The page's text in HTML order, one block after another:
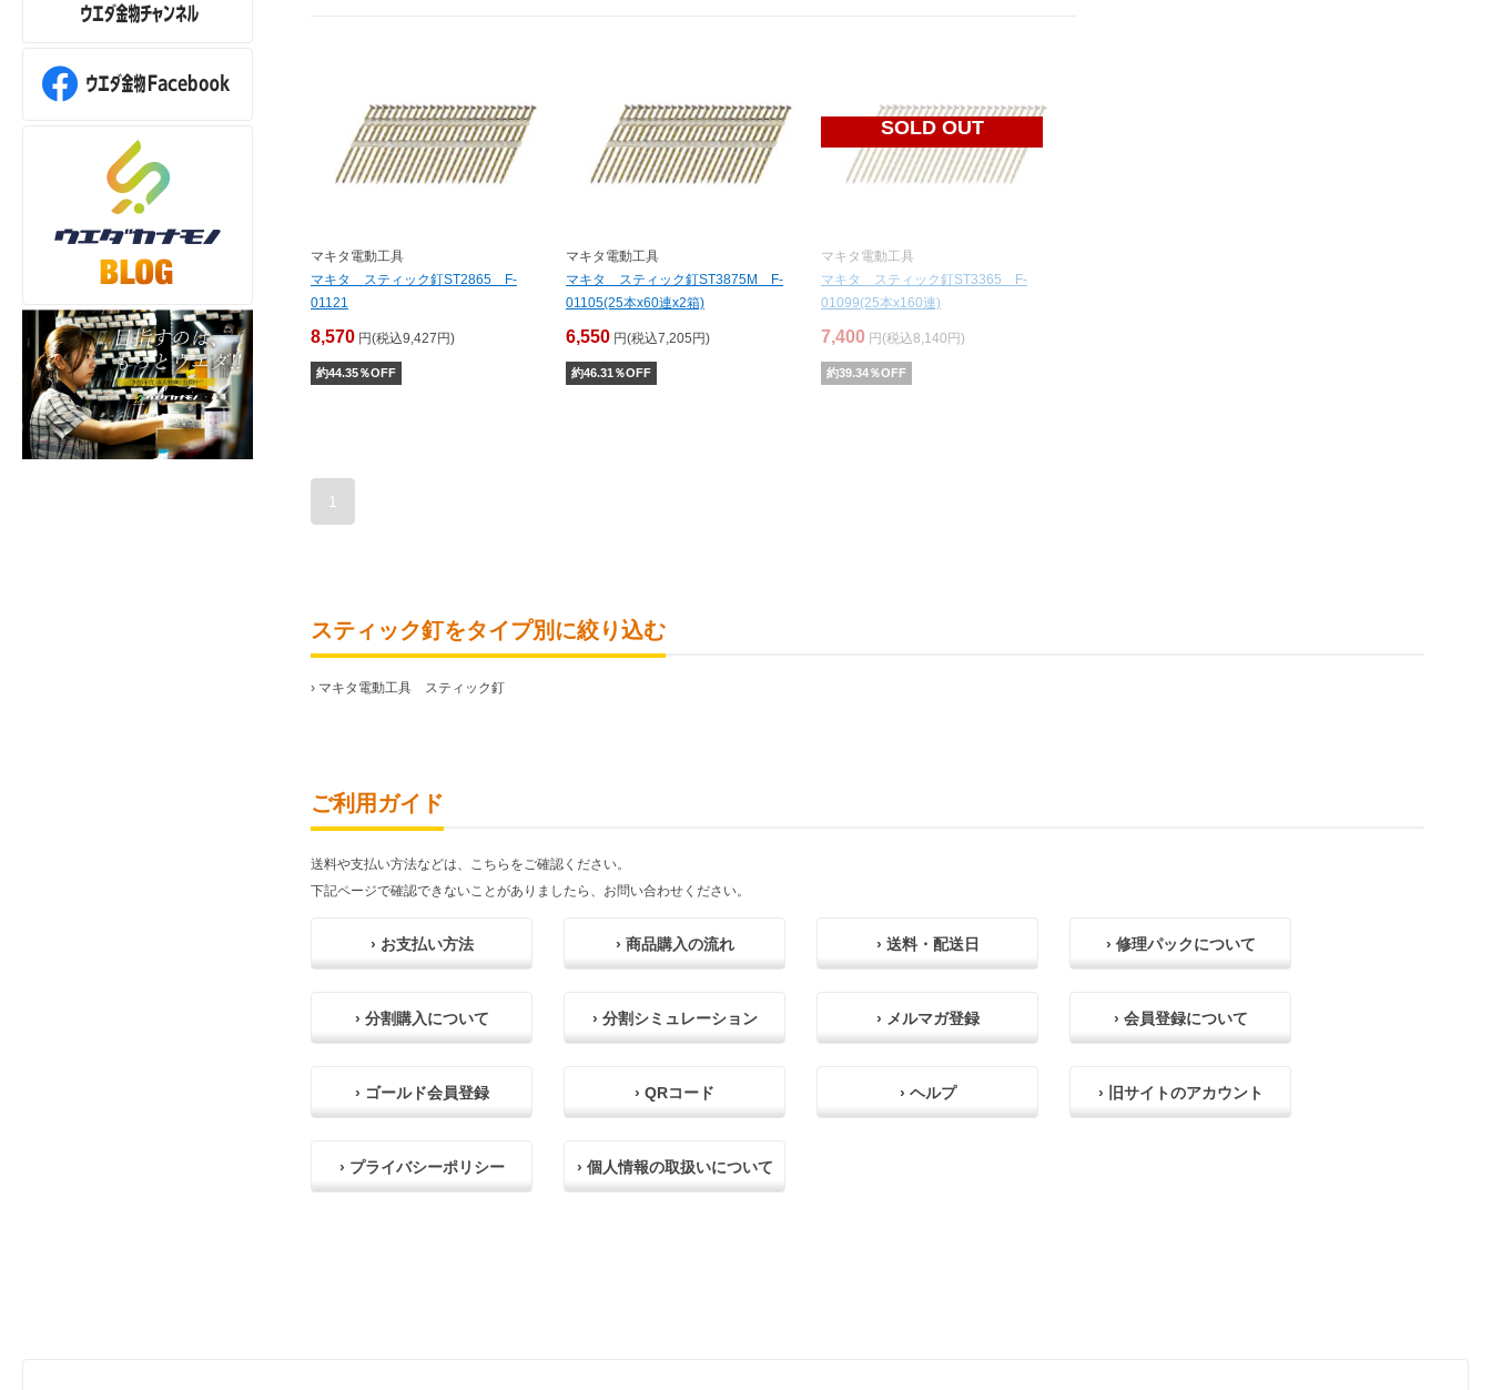
マキタ電動工具
マキタ スティック釘ST2865 F-
01121
8,570 円(税込9,427円)
約44.35％OFF
マキタ電動工具
マキタ スティック釘ST3875M F-
01105(25本x60連x2箱)
6,550 円(税込7,205円)
約46.31 ％OFF
SOLD OUT
マキタ電動工具
マキタ スティック釘ST3365 F-
01099(25本x160連)
7,400 円(税込8,140円)
約39.34％OFF
1
スティック釘をタイプ別に絞り込む
› マキタ電動工具 スティック釘
ご利用ガイド
送料や支払い方法などは、こちらをご確認ください。
下記ページで確認できないことがありましたら、お問い合わせください。
› お支払い方法 › 商品購入の流れ › 送料・配送日 › 修理パックについて
› 分割購入について › 分割シミュレーション › メルマガ登録 › 会員登録について
› ゴールド会員登録 › QRコード › ヘルプ › 旧サイトのアカウント
› プライバシーポリシー › 個人情報の取扱いについて